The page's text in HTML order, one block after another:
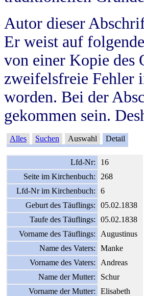
Autor dieser
Er weist auf
von einer Kopie des
zweifelsfreie Fehler
worden. Bei der
gekommen sein.
Alles Suchen Auswahl Detail
Lfd-Nr:
16
Seite im Kirchenbuch:
268
Lfd-Nr im Kirchenbuch:
6
Geburt des Täuflings:
05.02.1838
Taufe des Täuflings:
05.02.1838
Vorname des Täuflings:
Augustinus
Name des Vaters:
Manke
Vorname des Vaters:
Andreas
Name der Mutter:
Schur
Vorname der Mutter:
Elisabeth